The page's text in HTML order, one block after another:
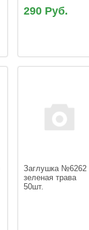
290 Руб.
Заглушка №6262
зеленая трава